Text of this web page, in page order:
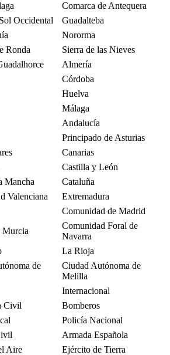
Comarca de Antequera
Occidental
Guadalteba
Nororma
Ronda
Sierra de las Nieves
Almería
Córdoba
Huelva
Málaga
Andalucía
Principado de Asturias
Canarias
Castilla y León
Mancha
Cataluña
Valenciana
Extremadura
Comunidad de Madrid
Murcia
Comunidad Foral de
Navarra
La Rioja
de
Ciudad Autónoma de
Melilla
Internacional
Civil
Bomberos
Policía Nacional
Armada Española
Aire
Ejército de Tierra